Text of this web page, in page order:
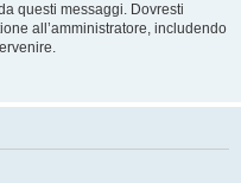
questi messaggi. Dovresti
all’amministratore, includendo